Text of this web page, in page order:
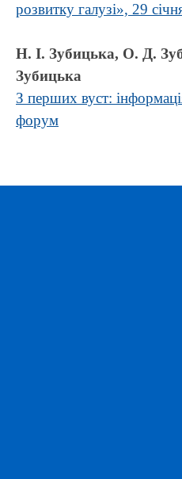
розвитку галузі», 29
Н. І. Зубицька, О. Д.
Зубицька
З перших вуст:
форум